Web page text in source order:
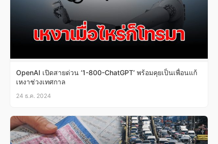
OpenAI เปิดสายด่วน ‘1-800-ChatGPT’ พร้อมคุยเป็นเพื่อนแก้
เหงาช่วงเทศกาล
24 ธ.ค. 2024